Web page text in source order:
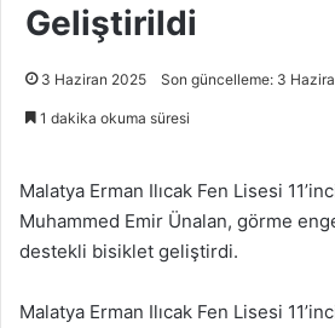
Geliştirildi
3 Haziran 2025 Son güncelleme: 3
1 dakika okuma süresi
Malatya Erman Ilıcak Fen Lisesi
Muhammed Emir Ünalan, görme
destekli bisiklet geliştirdi.
Malatya Erman Ilıcak Fen Lisesi